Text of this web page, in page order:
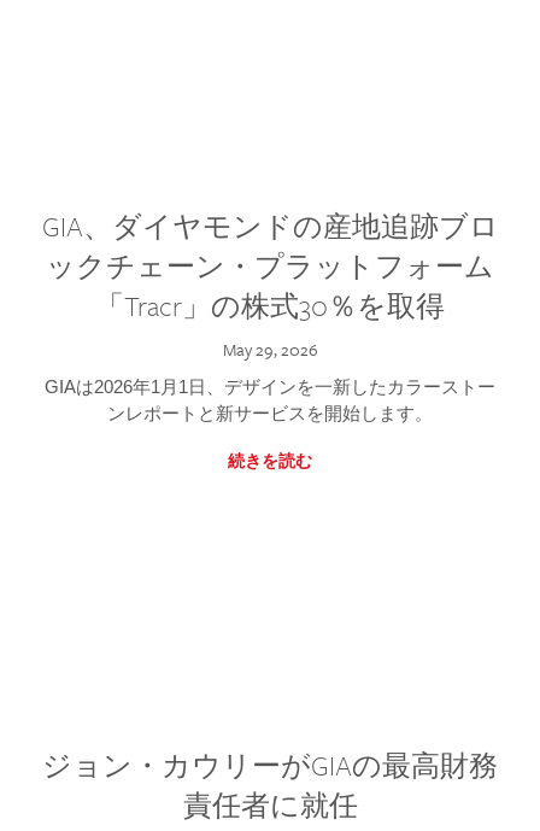
GIA、ダイヤモンドの産地追跡ブロ
ックチェーン・プラットフォーム
「Tracr」の株式30％を取得
May 29, 2026
GIAは2026年1月1日、デザインを一新したカラーストー
ンレポートと新サービスを開始します。
続きを読む
ジョン・カウリーがGIAの最高財務
責任者に就任